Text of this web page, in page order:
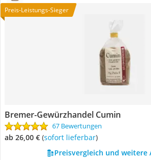
Preis-Leistungs-Sieger
Bremer-Gewürzhandel Cumin
67 Bewertungen
ab 26,00 € ( Sofort lieferbar)
Preisvergleich und weitere